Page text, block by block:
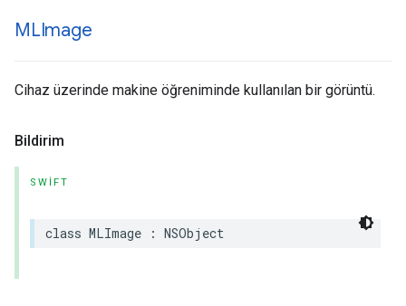
MLImage
Cihaz üzerinde makine öğreniminde kullanılan bir görüntü.
Bildirim
SWIFT
class MLImage : NSObject